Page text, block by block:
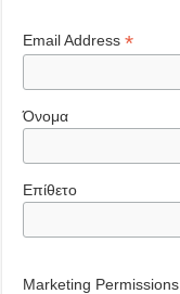
Email Address*
Όνομα
Επίθετο
Marketing Permissions